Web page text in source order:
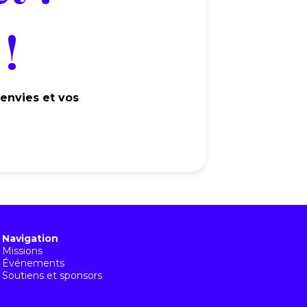
et vos
Navigation
Missions
Événements
Soutiens et sponsors